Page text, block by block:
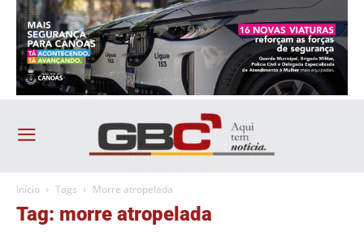
Início Tags Morre atropelada
Tag: morre atropelada